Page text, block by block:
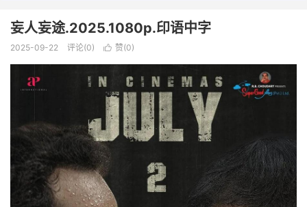
妄人妄途.2025.1080p.印语中字
2025-09-22 评论(0)  赞(0)